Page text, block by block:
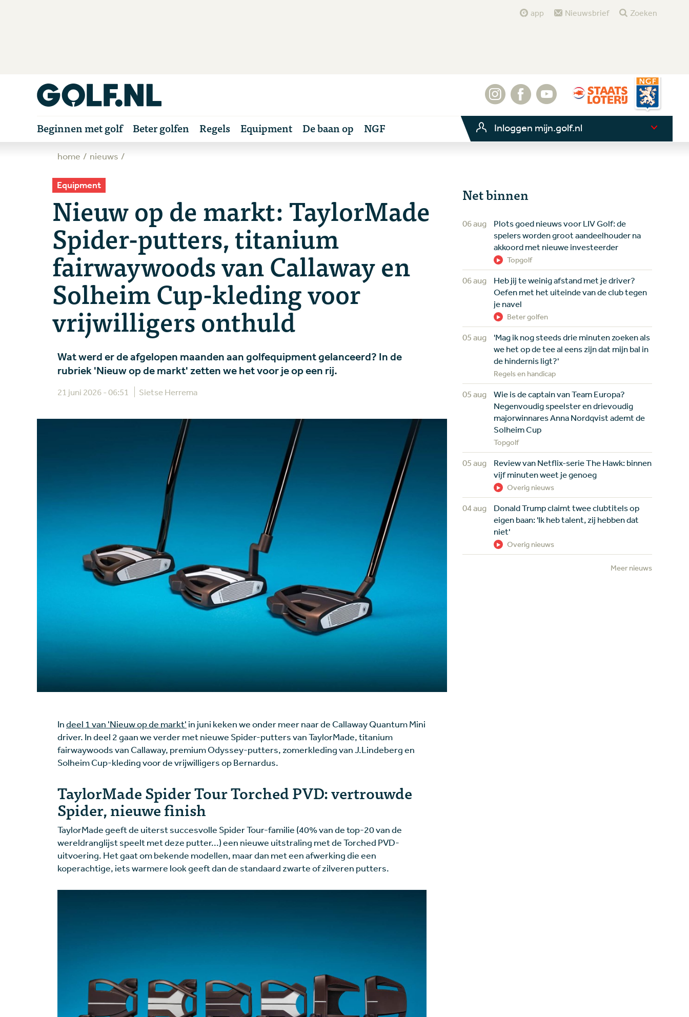
app Nieuwsbrief Zoeken
Beginnen met golf Beter golfen Regels Equipment De baan op NGF Inloggen mijn.golf.nl
home nieuws
Equipment
Nieuw op de markt: TaylorMade
Spider-putters, titanium
fairwaywoods van Callaway en
Solheim Cup-kleding voor
vrijwilligers onthuld
Wat werd er de afgelopen maanden aan golfequipment gelanceerd? In de
rubriek 'Nieuw op de markt' zetten we het voor je op een rij.
21 juni 2026 - 06:51 Sietse Herrema
Indeel 1 van 'Nieuw op de markt' in juni keken we onder meer naar de Callaway Quantum Mini
driver. In deel 2 gaan we verder met nieuwe Spider-putters van TaylorMade, titanium
fairwaywoods van Callaway, premium Odyssey-putters, zomerkleding van J.Lindeberg en
Solheim Cup-kleding voor de vrijwilligers op Bernardus.
TaylorMade Spider Tour Torched PVD: vertrouwde
Spider, nieuwe finish
TaylorMade geeft de uiterst succesvolle Spider Tour-familie (40% van de top-20 van de
wereldranglijst speelt met deze putter...) een nieuwe uitstraling met de Torched PVD-
uitvoering. Het gaat om bekende modellen, maar dan met een afwerking die een
koperachtige, iets warmere look geeft dan de standaard zwarte of zilveren putters.
Net binnen
06 aug
Plots goed nieuws voor LIV Golf: de
spelers worden groot aandeelhouder na
akkoord met nieuwe investeerder
Topgolf
06 aug
Heb jij te weinig afstand met je driver?
Oefen met het uiteinde van de club tegen
je navel
Beter golfen
05 aug
'Mag ik nog steeds drie minuten zoeken als
we het op de tee al eens zijn dat mijn bal in
de hindernis ligt?'
Regels en handicap
05 aug
Wie is de captain van Team Europa?
Negenvoudig speelster en drievoudig
majorwinnares Anna Nordqvist ademt de
Solheim Cup
Topgolf
05 aug
Review van Netflix-serie The Hawk: binnen
vijf minuten weet je genoeg
Overig nieuws
04 aug
Donald Trump claimt twee clubtitels op
eigen baan: 'Ik heb talent, zij hebben dat
niet'
Overig nieuws
Meer nieuws